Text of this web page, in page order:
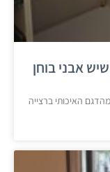
אבני בוחן
האיכותי ברצייה